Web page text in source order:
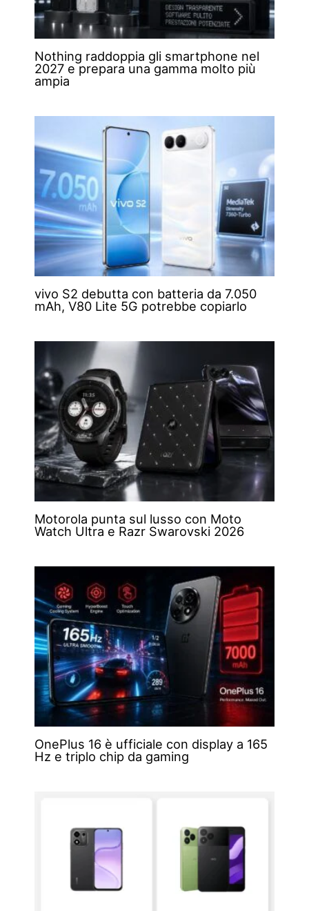
Nothing raddoppia gli smartphone nel
2027 e prepara una gamma molto più
ampia
vivo S2 debutta con batteria da 7.050
mAh, V80 Lite 5G potrebbe copiarlo
Motorola punta sul lusso con Moto
Watch Ultra e Razr Swarovski 2026
OnePlus 16 è ufficiale con display a 165
Hz e triplo chip da gaming